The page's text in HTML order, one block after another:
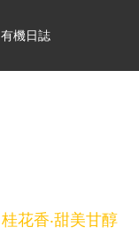
有機日誌
桂花香‧甜美甘醇